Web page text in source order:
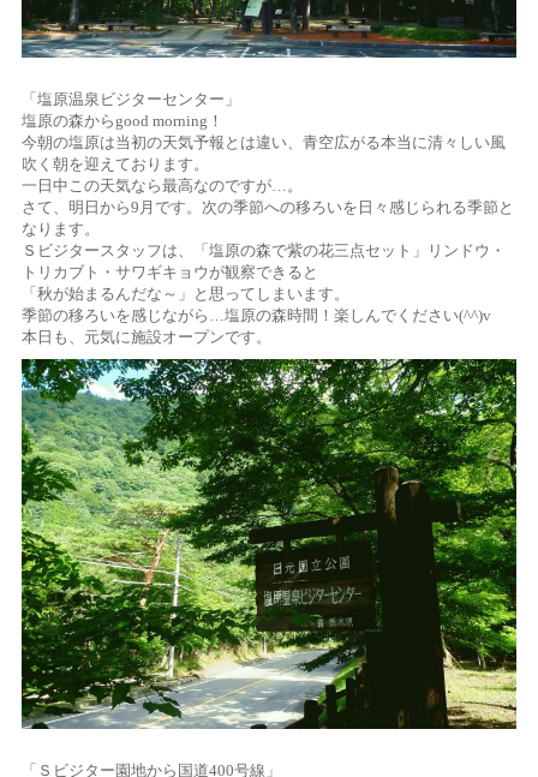
「塩原温泉ビジターセンター」
塩原の森からgood morning！
今朝の塩原は当初の天気予報とは違い、青空広がる本当に清々しい風
吹く朝を迎えております。
一日中この天気なら最高なのですが…。
さて、明日から9月です。次の季節への移ろいを日々感じられる季節と
なります。
Ｓビジタースタッフは、「塩原の森で紫の花三点セット」リンドウ・
トリカブト・サワギキョウが観察できると
「秋が始まるんだな～」と思ってしまいます。
季節の移ろいを感じながら…塩原の森時間！楽しんでください(^^)v
本日も、元気に施設オープンです。
「Ｓビジター園地から国道400号線」